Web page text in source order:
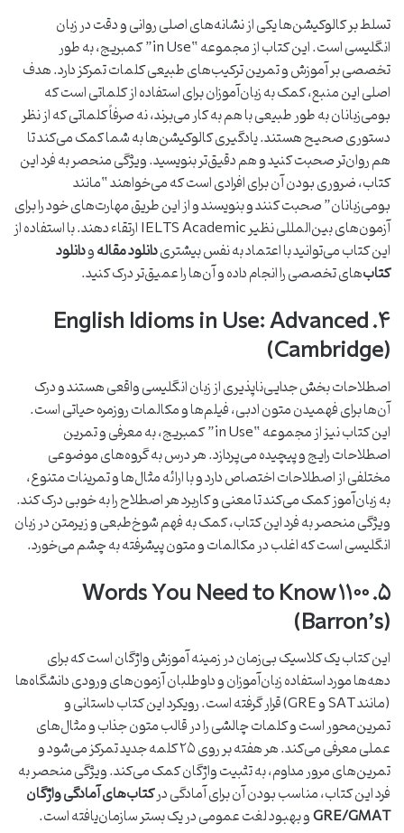
تسلط بر کالوکیشن‌ها یکی از نشانه‌های اصلی روانی و دقت در زبان
انگلیسی است. این کتاب از مجموعه “in Use” کمبریج، به طور
تخصصی بر آموزش و تمرین ترکیب‌های طبیعی کلمات تمرکز دارد. هدف
اصلی این منبع، کمک به زبان‌آموزان برای استفاده از کلماتی است که
بومی‌زبانان به طور طبیعی با هم به کار می‌برند، نه صرفاً کلماتی که از نظر
دستوری صحیح هستند. یادگیری کالوکیشن‌ها به شما کمک می‌کند تا
هم روان‌تر صحبت کنید و هم دقیق‌تر بنویسید. ویژگی منحصر به فرد این
کتاب، ضروری بودن آن برای افرادی است که می‌خواهند “مانند
بومی‌زبانان” صحبت کنند و بنویسند و از این طریق مهارت‌های خود را برای
آزمون‌های بین‌المللی نظیر IELTS Academic ارتقاء دهند. با استفاده از
این کتاب می‌توانید با اعتماد به نفس بیشتریدانلود مقالهودانلود
کتاب‌های تخصصی را انجام داده و آن‌ها را عمیق‌تر درک کنید.
۴. English Idioms in Use: Advanced
(Cambridge)
اصطلاحات بخش جدایی‌ناپذیری از زبان انگلیسی واقعی هستند و درک
آن‌ها برای فهمیدن متون ادبی، فیلم‌ها و مکالمات روزمره حیاتی است.
این کتاب نیز از مجموعه “in Use” کمبریج، به معرفی و تمرین
اصطلاحات رایج و پیچیده می‌پردازد. هر درس به گروه‌های موضوعی
مختلفی از اصطلاحات اختصاص دارد و با ارائه مثال‌ها و تمرینات متنوع،
به زبان‌آموز کمک می‌کند تا معنی و کاربرد هر اصطلاح را به خوبی درک کند.
ویژگی منحصر به فرد این کتاب، کمک به فهم شوخ‌طبعی و زیرمتن در زبان
انگلیسی است که اغلب در مکالمات و متون پیشرفته به چشم می‌خورد.
۵. ۱۱۰۰ Words You Need to Know
(Barron’s)
این کتاب یک کلاسیک بی‌زمان در زمینه آموزش واژگان است که برای
دهه‌ها مورد استفاده زبان‌آموزان و داوطلبان آزمون‌های ورودی دانشگاه‌ها
(مانند SAT و GRE) قرار گرفته است. رویکرد این کتاب داستانی و
تمرین‌محور است و کلمات چالشی را در قالب متون جذاب و مثال‌های
عملی معرفی می‌کند. هر هفته بر روی ۲۵ کلمه جدید تمرکز می‌شود و
تمرین‌های مرور مداوم، به تثبیت واژگان کمک می‌کند. ویژگی منحصر به
فرد این کتاب، مناسب بودن آن برای آمادگی درکتاب‌های آمادگی واژگان
GRE/GMATو بهبود لغت عمومی در یک بستر سازمان‌یافته است.